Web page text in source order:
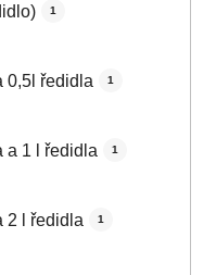
1
0,5l ředidla 1
a 1 l ředidla 1
2 l ředidla 1